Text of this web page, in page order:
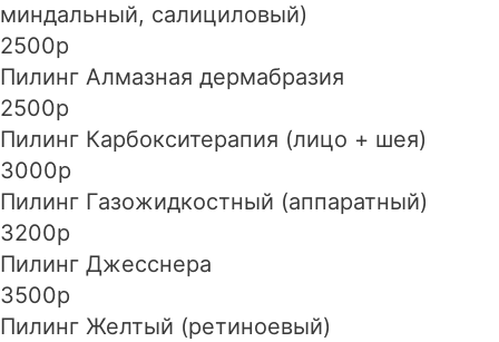
миндальный, салициловый)
2500р
Пилинг Алмазная дермабразия
2500р
Пилинг Карбокситерапия (лицо + шея)
3000р
Пилинг Газожидкостный (аппаратный)
3200р
Пилинг Джесснера
3500р
Пилинг Желтый (ретиноевый)